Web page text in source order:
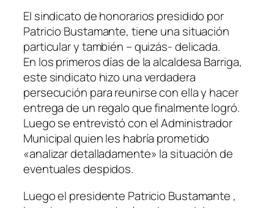
El sindicato de honorarios presidido por
Patricio Bustamante, tiene una situación
particular y también – quizás- delicada.
En los primeros días de la alcaldesa Barriga,
este sindicato hizo una verdadera
persecución para reunirse con ella y hacer
entrega de un regalo que finalmente logró.
Luego se entrevistó con el Administrador
Municipal quien les habría prometido
«analizar detalladamente» la situación de
eventuales despidos.
Luego el presidente Patricio Bustamante ,